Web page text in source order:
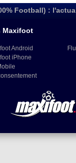
Football) :
Maxifoot
Android
iPhone